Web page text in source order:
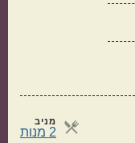
מניב
2 מנות